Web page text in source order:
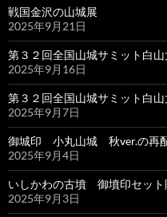
戦国金沢の山城展
2025年9月21日
第３２回全国山城サミット白
2025年9月16日
第３２回全国山城サミット白
2025年9月7日
御城印 小丸山城 秋ver.の再
2025年9月4日
いしかわの古墳 御墳印セット
2025年9月3日